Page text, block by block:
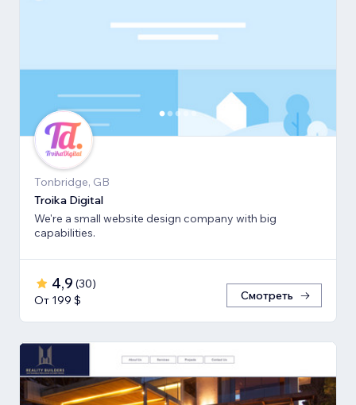
Tonbridge, GB
Troika Digital
We're a small website design company with big
capabilities.
4,9 (30)
От 199 $
Смотреть